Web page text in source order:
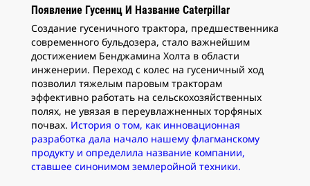
Появление Гусениц И Название Caterpillar
Создание гусеничного трактора, предшественника
современного бульдозера, стало важнейшим
достижением Бенджамина Холта в области
инженерии. Переход с колес на гусеничный ход
позволил тяжелым паровым тракторам
эффективно работать на сельскохозяйственных
полях, не увязая в переувлажненных торфяных
почвах. История о том, как инновационная
разработка дала начало нашему флагманскому
продукту и определила название компании,
ставшее синонимом землеройной техники.